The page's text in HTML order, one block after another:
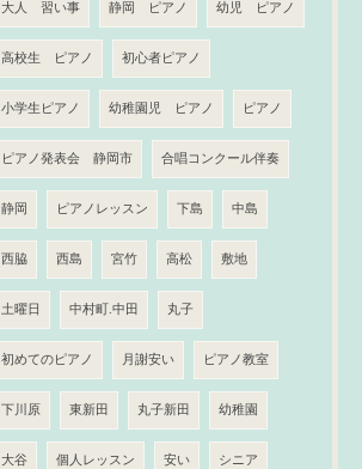
大人 習い事 静岡 ピアノ 幼児 ピアノ
高校生 ピアノ 初心者ピアノ
小学生ピアノ 幼稚園児 ピアノ ピアノ
ピアノ発表会 静岡市 合唱コンクール伴奏
静岡 ピアノレッスン 下島 中島
西脇 西島 宮竹 高松 敷地
土曜日 中村町.中田 丸子
初めてのピアノ 月謝安い ピアノ教室
下川原 東新田 丸子新田 幼稚園
大谷 個人レッスン 安い シニア